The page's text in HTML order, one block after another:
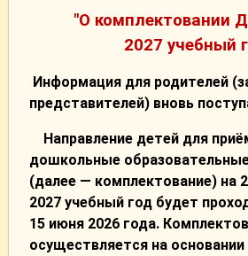
"О комплектовании
2027 учебный
Информация для родителей
представителей) вновь
Направление детей для
дошкольные
(далее — комплектование) на
2027 учебный год будет
15 июня 2026 года.
осуществляется на